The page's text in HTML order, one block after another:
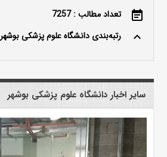
event_note تعداد مطالب : 7257
keyboard_arrow_up رتبه‌بندی دانشگاه علوم پزشکی بوشهر
سایر اخبار دانشگاه علوم پزشکی بوشهر